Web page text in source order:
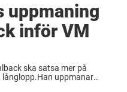
uppmaning
inför VM
ska satsa mer på
uppmanar